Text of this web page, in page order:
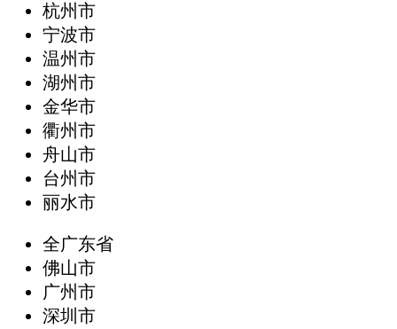
杭州市
宁波市
温州市
湖州市
金华市
衢州市
舟山市
台州市
丽水市
全广东省
‌佛山市
广州市
深圳市